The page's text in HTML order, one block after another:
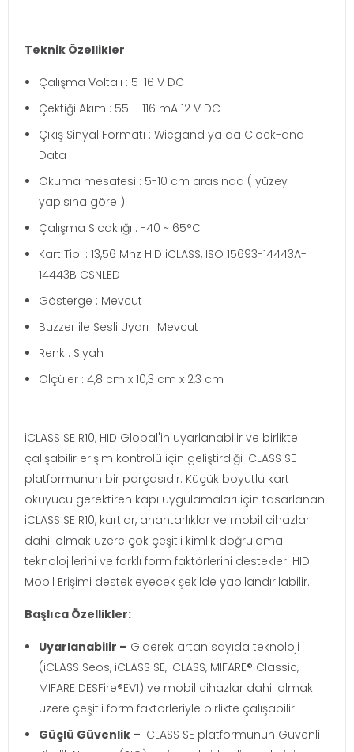
Teknik Özellikler
Çalışma Voltajı : 5-16 V DC
Çektiği Akım : 55 – 116 mA 12 V DC
Çıkış Sinyal Formatı : Wiegand ya da Clock-and
Data
Okuma mesafesi : 5-10 cm arasında ( yüzey
yapısına göre )
Çalışma Sıcaklığı : -40 ~ 65°C
Kart Tipi : 13,56 Mhz HID iCLASS, ISO 15693-14443A-
14443B CSNLED
Gösterge : Mevcut
Buzzer ile Sesli Uyarı : Mevcut
Renk : Siyah
Ölçüler : 4,8 cm x 10,3 cm x 2,3 cm
iCLASS SE R10, HID Global'in uyarlanabilir ve birlikte
çalışabilir erişim kontrolü için geliştirdiği iCLASS SE
platformunun bir parçasıdır. Küçük boyutlu kart
okuyucu gerektiren kapı uygulamaları için tasarlanan
iCLASS SE R10, kartlar, anahtarlıklar ve mobil cihazlar
dahil olmak üzere çok çeşitli kimlik doğrulama
teknolojilerini ve farklı form faktörlerini destekler. HID
Mobil Erişimi destekleyecek şekilde yapılandırılabilir.
Başlıca Özellikler:
Uyarlanabilir – Giderek artan sayıda teknoloji
(iCLASS Seos, iCLASS SE, iCLASS, MIFARE® Classic,
MIFARE DESFire®EV1) ve mobil cihazlar dahil olmak
üzere çeşitli form faktörleriyle birlikte çalışabilir.
Güçlü Güvenlik – iCLASS SE platformunun Güvenli